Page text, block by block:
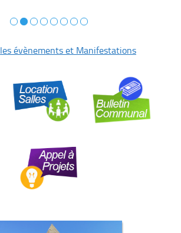
les évènements et Manifestations